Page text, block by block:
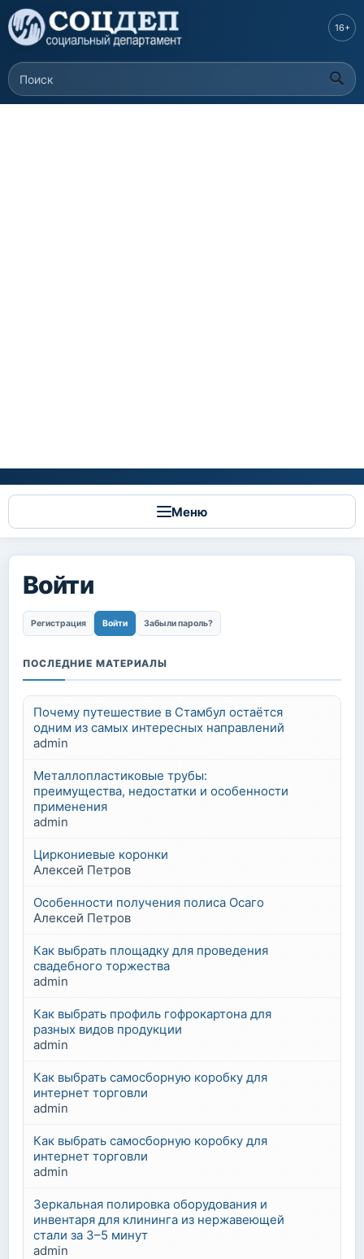
Перейти к
основному
содержанию
Форма поиска
Поиск
16+
Меню
Войти
Главные вкладки
Регистрация Войти
(активная вкладка)
Забыли пароль?
ПОСЛЕДНИЕ МАТЕРИАЛЫ
Почему путешествие в Стамбул остаётся
одним из самых интересных направлений
admin
Металлопластиковые трубы:
преимущества, недостатки и особенности
применения
admin
Циркониевые коронки
Алексей Петров
Особенности получения полиса Осаго
Алексей Петров
Как выбрать площадку для проведения
свадебного торжества
admin
Как выбрать профиль гофрокартона для
разных видов продукции
admin
Как выбрать самосборную коробку для
интернет торговли
admin
Как выбрать самосборную коробку для
интернет торговли
admin
Зеркальная полировка оборудования и
инвентаря для клининга из нержавеющей
стали за 3–5 минут
admin